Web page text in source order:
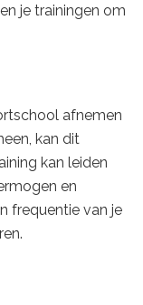
je trainingen om
afnemen
kan dit
kan leiden
en
frequentie van je